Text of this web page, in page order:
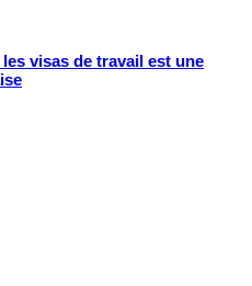
visas de travail est une